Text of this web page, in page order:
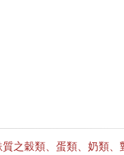
之穀類、蛋類、奶類、